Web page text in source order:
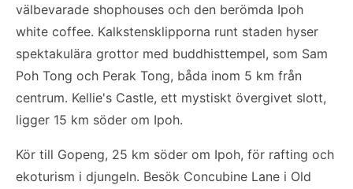
välbevarade shophouses och den berömda Ipoh
white coffee. Kalkstensklipporna runt staden hyser
spektakulära grottor med buddhisttempel, som Sam
Poh Tong och Perak Tong, båda inom 5 km från
centrum. Kellie's Castle, ett mystiskt övergivet slott,
ligger 15 km söder om Ipoh.
Kör till Gopeng, 25 km söder om Ipoh, för rafting och
ekoturism i djungeln. Besök Concubine Lane i Old